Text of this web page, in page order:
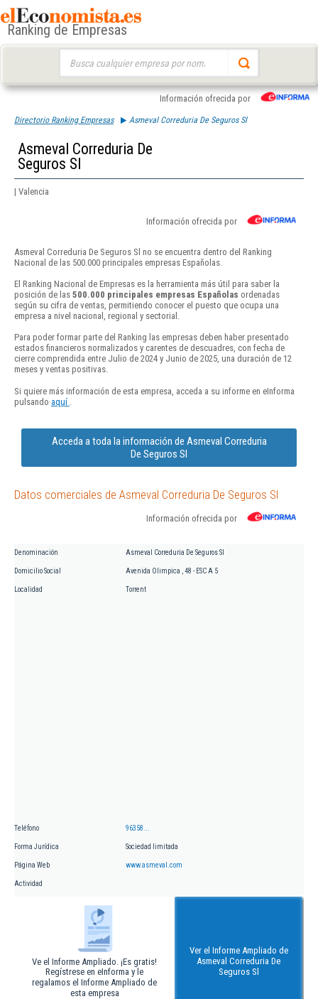
Ranking de Empresas
Información ofrecida por
Directorio Ranking Empresas Asmeval Correduria De Seguros Sl
Asmeval Correduria De
Seguros Sl
| Valencia
Información ofrecida por
Asmeval Correduria De Seguros Sl no se encuentra dentro del Ranking
Nacional de las 500.000 principales empresas Españolas.
El Ranking Nacional de Empresas es la herramienta más útil para saber la
posición de las 500.000 principales empresas Españolas ordenadas
según su cifra de ventas, permitiendo conocer el puesto que ocupa una
empresa a nivel nacional, regional y sectorial.
Para poder formar parte del Ranking las empresas deben haber presentado
estados financieros normalizados y carentes de descuadres, con fecha de
cierre comprendida entre Julio de 2024 y Junio de 2025, una duración de 12
meses y ventas positivas.
Si quiere más información de esta empresa, acceda a su informe en eInforma
pulsando aquí
Acceda a toda la información de Asmeval Correduria
De Seguros Sl
Datos comerciales de Asmeval Correduria De Seguros Sl
Información ofrecida por
Denominación Asmeval Correduria De Seguros Sl
Domicilio Social Avenida Olimpica , 48 - ESC A 5
Localidad Torrent
Teléfono 96358...
Forma Jurídica Sociedad limitada
Página Web www.asmeval.com
Actividad
Ve el Informe Ampliado. ¡Es gratis!
Regístrese en eInforma y le
regalamos el Informe Ampliado de
esta empresa
Ver el Informe Ampliado de
Asmeval Correduria De
Seguros Sl